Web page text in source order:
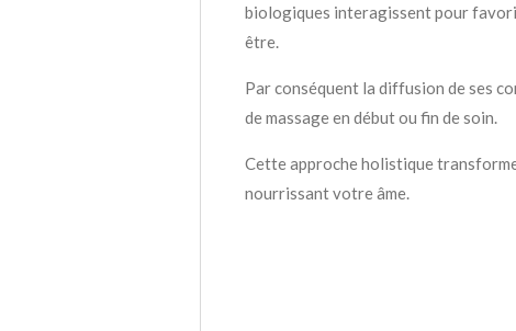
biologiques interagissent pour
être.
Par conséquent la diffusion de ses
de massage en début ou fin de soin.
Cette approche holistique
nourrissant votre âme.